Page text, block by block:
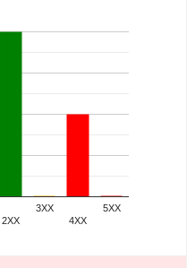
2XX
3XX
4XX
5XX